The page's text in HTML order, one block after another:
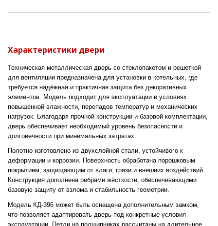
Характеристики двери
Техническая металлическая дверь со стеклопакетом и решеткой
для вентиляции предназначена для установки в котельных, где
требуется надёжная и практичная защита без декоративных
элементов. Модель подходит для эксплуатации в условиях
повышенной влажности, перепадов температур и механических
нагрузок. Благодаря прочной конструкции и базовой комплектации,
дверь обеспечивает необходимый уровень безопасности и
долговечности при минимальных затратах.
Полотно изготовлено из двухслойной стали, устойчивого к
деформации и коррозии. Поверхность обработана порошковым
покрытием, защищающим от влаги, грязи и внешних воздействий.
Конструкция дополнена ребрами жёсткости, обеспечивающими
базовую защиту от взлома и стабильность геометрии.
Модель КД-396 может быть оснащена дополнительным замком,
что позволяет адаптировать дверь под конкретные условия
эксплуатации. Петли на подшипниках рассчитаны на длительное